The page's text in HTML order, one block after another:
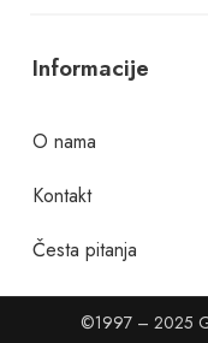
Informacije
O nama
Kontakt
Česta pitanja
©1997 – 2025